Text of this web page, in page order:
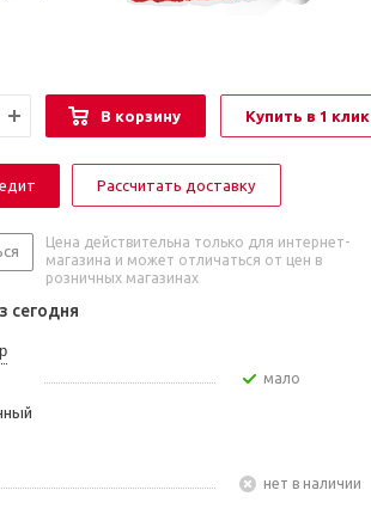
В корзину Купить в 1 клик
Рассчитать доставку
Цена действительна только для интернет-
магазина и может отличаться от цен в
розничных магазинах
сегодня
Мало
Нет в наличии